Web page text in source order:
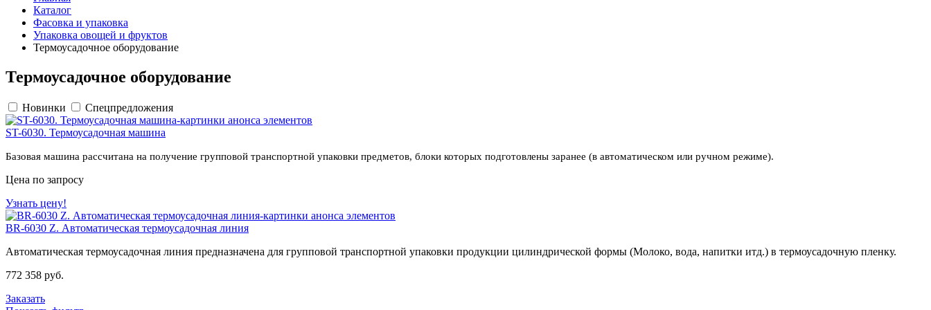
Каталог
Фасовка и упаковка
Упаковка овощей и фруктов
Термоусадочное оборудование
Термоусадочное оборудование
Новинки Спецпредложения
ST-6030. Термоусадочная машина
Базовая машина рассчитана на получение групповой транспортной упаковки предметов, блоки которых подготовлены заранее (в автоматическом или ручном режиме).
Цена по запросу
Узнать цену!
BR-6030 Z. Автоматическая термоусадочная линия
Автоматическая термоусадочная линия предназначена для групповой транспортной упаковки продукции цилиндрической формы (Молоко, вода, напитки итд.) в термоусадочную пленку.
772 358 руб.
Заказать